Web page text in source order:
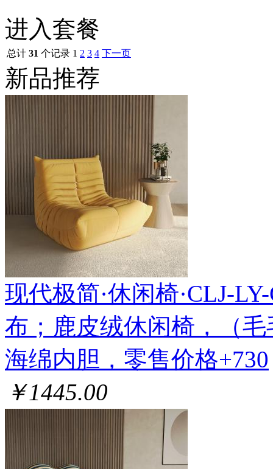
进入套餐
总计 31 个记录 1 2 3 4 下一页
新品推荐
现代极简·休闲椅·CLJ-
布；鹿皮绒休闲椅，（
海绵内胆，零售价格+730
￥1445.00